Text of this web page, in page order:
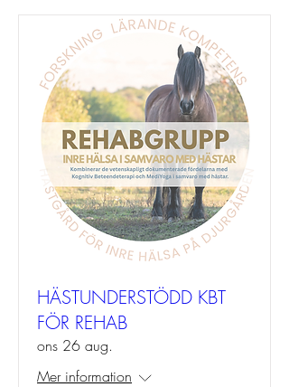
HÄSTUNDERSTÖDD KBT
FÖR REHAB
ons 26 aug.
Mer information